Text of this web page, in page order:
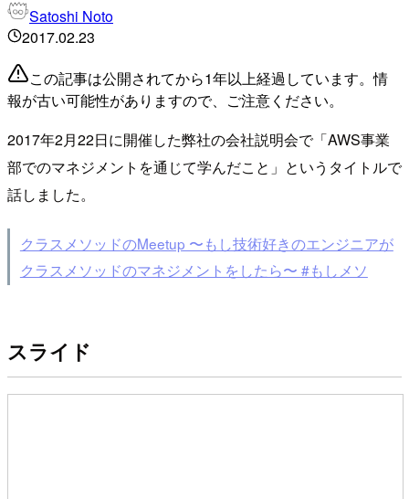
Satoshi Noto
2017.02.23
この記事は公開されてから1年以上経過しています。情
報が古い可能性がありますので、ご注意ください。
2017年2月22日に開催した弊社の会社説明会で「AWS事業
部でのマネジメントを通じて学んだこと」というタイトルで
話しました。
クラスメソッドのMeetup 〜もし技術好きのエンジニアが
クラスメソッドのマネジメントをしたら〜 #もしメソ
スライド